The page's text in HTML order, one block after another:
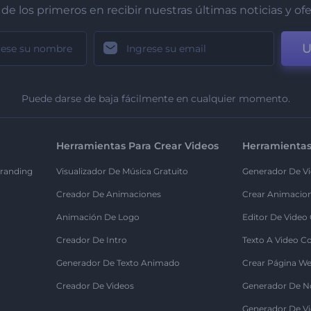
de los primeros en recibir nuestras últimas noticias y
Puede darse de baja fácilmente en cualquier momento.
Herramientas Para Crear Videos
Visualizador De Música Gratuito
Creador De Animaciones
Animación De Logo
Creador De Intro
Generador De Texto Animado
Creador De Videos
Generador De
Crear
Editor De Video
Texto A Video
Crear Página
Generador De
Generador De